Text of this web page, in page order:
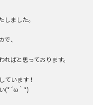
ました。
、
ばと思っております。
ています！
(*´ω｀*)